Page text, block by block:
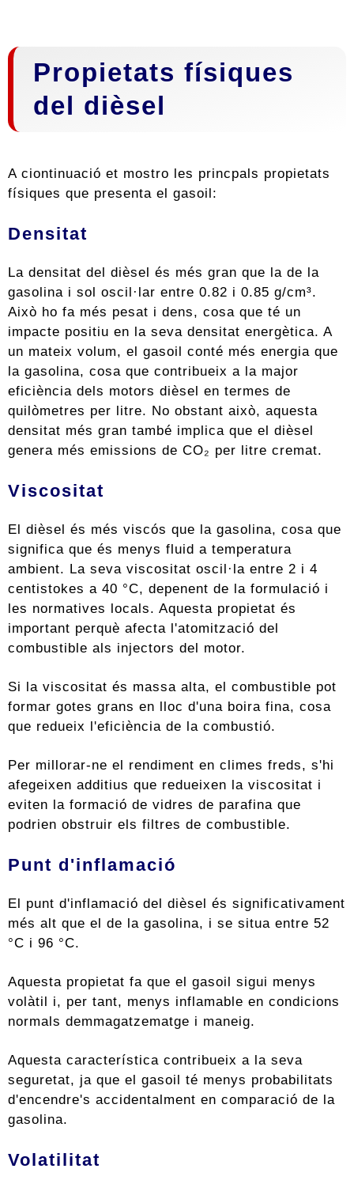
Propietats físiques
del dièsel
A ciontinuació et mostro les princpals propietats
físiques que presenta el gasoil:
Densitat
La densitat del dièsel és més gran que la de la
gasolina i sol oscil·lar entre 0.82 i 0.85 g/cm³.
Això ho fa més pesat i dens, cosa que té un
impacte positiu en la seva densitat energètica. A
un mateix volum, el gasoil conté més energia que
la gasolina, cosa que contribueix a la major
eficiència dels motors dièsel en termes de
quilòmetres per litre. No obstant això, aquesta
densitat més gran també implica que el dièsel
genera més emissions de CO₂ per litre cremat.
Viscositat
El dièsel és més viscós que la gasolina, cosa que
significa que és menys fluid a temperatura
ambient. La seva viscositat oscil·la entre 2 i 4
centistokes a 40 °C, depenent de la formulació i
les normatives locals. Aquesta propietat és
important perquè afecta l'atomització del
combustible als injectors del motor.
Si la viscositat és massa alta, el combustible pot
formar gotes grans en lloc d'una boira fina, cosa
que redueix l'eficiència de la combustió.
Per millorar-ne el rendiment en climes freds, s'hi
afegeixen additius que redueixen la viscositat i
eviten la formació de vidres de parafina que
podrien obstruir els filtres de combustible.
Punt d'inflamació
El punt d'inflamació del dièsel és significativament
més alt que el de la gasolina, i se situa entre 52
°C i 96 °C.
Aquesta propietat fa que el gasoil sigui menys
volàtil i, per tant, menys inflamable en condicions
normals demmagatzematge i maneig.
Aquesta característica contribueix a la seva
seguretat, ja que el gasoil té menys probabilitats
d'encendre's accidentalment en comparació de la
gasolina.
Volatilitat